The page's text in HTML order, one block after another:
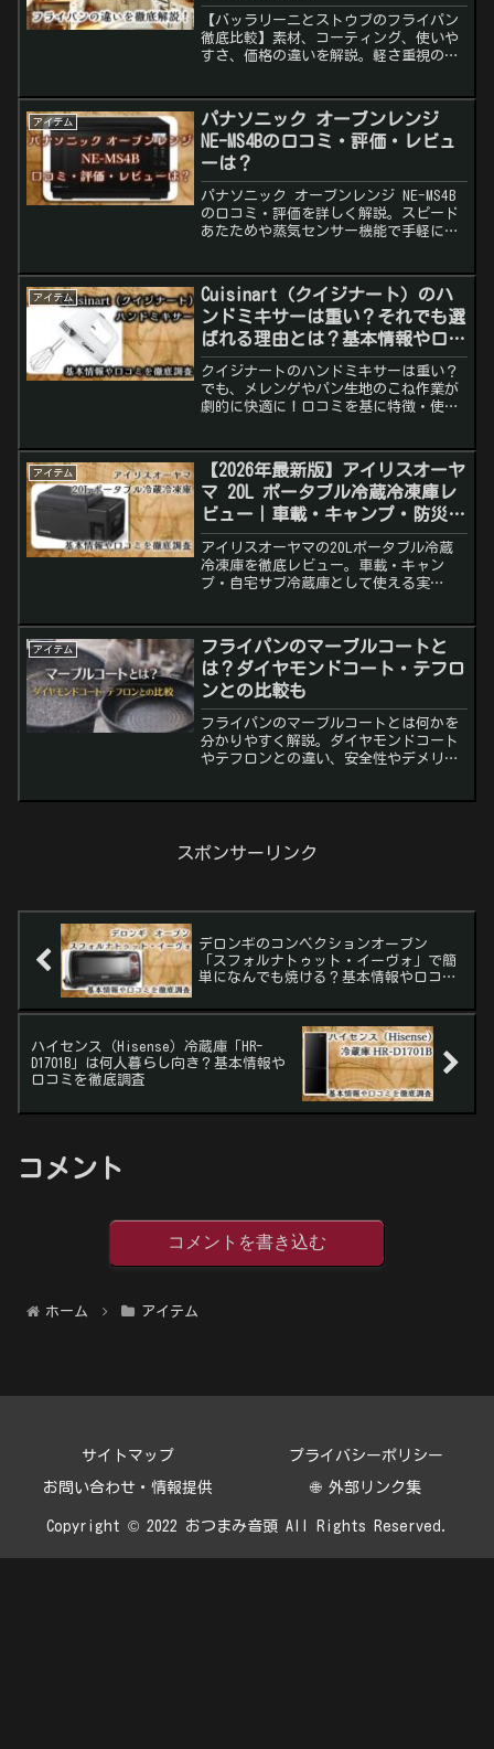
【バッラリーニとストウブのフライパン
徹底比較】素材、コーティング、使いや
すさ、価格の違いを解説。軽さ重視のバ
フライパン選びをサポートします！
アイテム
パナソニック オーブンレンジ
NE-MS4Bの口コミ・評価・レビュ
ーは？
パナソニック オーブンレンジ NE-MS4B
の口コミ・評価を詳しく解説。スピード
あたためや蒸気センサー機能で手軽に料
介しています。
アイテム
Cuisinart（クイジナート）のハ
ンドミキサーは重い？それでも選
ばれる理由とは？基本情報や口コ
ミを徹底調査！
クイジナートのハンドミキサーは重い？
でも、メレンゲやパン生地のこね作業が
劇的に快適に！口コミを基に特徴・使い
アイテム
【2026年最新版】アイリスオーヤ
マ 20L ポータブル冷蔵冷凍庫レ
ビュー｜車載・キャンプ・防災に
も最適
アイリスオーヤマの20Lポータブル冷蔵
冷凍庫を徹底レビュー。車載・キャン
プ・自宅サブ冷蔵庫として使える実
アイテム
フライパンのマーブルコートと
は？ダイヤモンドコート・テフロ
ンとの比較も
フライパンのマーブルコートとは何かを
分かりやすく解説。ダイヤモンドコート
やテフロンとの違い、安全性やデメリッ
スポンサーリンク
デロンギのコンベクションオーブン
「スフォルナトゥット・イーヴォ」で簡
単になんでも焼ける？基本情報や口コミ
ハイセンス（Hisense）冷蔵庫「HR-
D1701B」は何人暮らし向き？基本情報や
口コミを徹底調査
コメント
コメントを書き込む
ホーム アイテム
サイトマップ プライバシーポリシー
お問い合わせ・情報提供 🌐 外部リンク集
Copyright © 2022 おつまみ音頭 All Rights Reserved.